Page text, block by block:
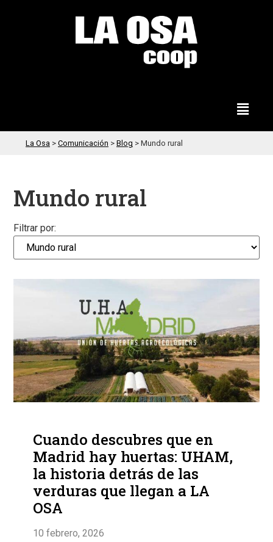
La Osa > Comunicación > Blog > Mundo rural
Mundo rural
Filtrar por:
Cuando descubres que en
Madrid hay huertas: UHAM,
la historia detrás de las
verduras que llegan a LA
OSA
10 febrero, 2026